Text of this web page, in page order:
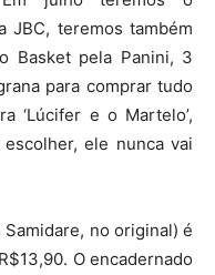
JBC, teremos também
Basket pela Panini, 3
para comprar tudo
‘Lúcifer e o Martelo’,
ele nunca vai
Samidare, no original) é
O encadernado